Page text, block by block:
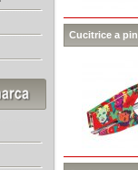
Cucitrice a